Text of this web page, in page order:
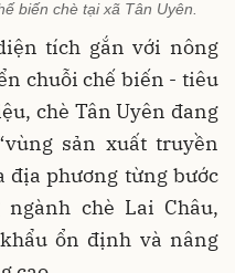
biến chè tại xã Tân Uyên.
tích gắn với nông
chuỗi chế biến - tiêu
chè Tân Uyên đang
sản xuất truyền
địa phương từng bước
chè Lai Châu,
ổn định và nâng